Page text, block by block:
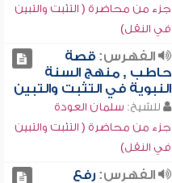
جزء من محاضرة ( التثبت والتبين
في النقل)
الفهرس:قصة
حاطب , منهج السنة
النبوية في التثبت والتبين
للشيخ: سلمان العودة
جزء من محاضرة ( التثبت والتبين
في النقل)
الفهرس:رفع